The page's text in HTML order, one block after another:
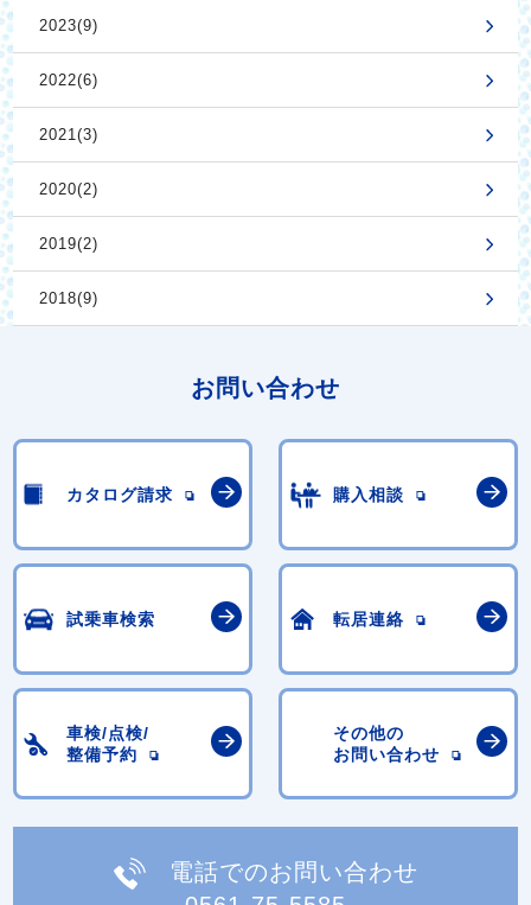
2023(9)
2022(6)
2021(3)
2020(2)
2019(2)
2018(9)
お問い合わせ
カタログ請求 購入相談
試乗車検索 転居連絡
車検/点検/
整備予約
その他の
お問い合わせ
電話でのお問い合わせ